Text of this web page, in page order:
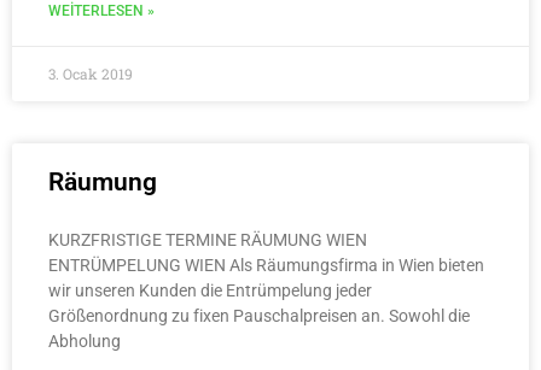
WEITERLESEN »
3. Ocak 2019
Räumung
KURZFRISTIGE TERMINE RÄUMUNG WIEN
ENTRÜMPELUNG WIEN Als Räumungsfirma in Wien bieten
wir unseren Kunden die Entrümpelung jeder
Größenordnung zu fixen Pauschalpreisen an. Sowohl die
Abholung